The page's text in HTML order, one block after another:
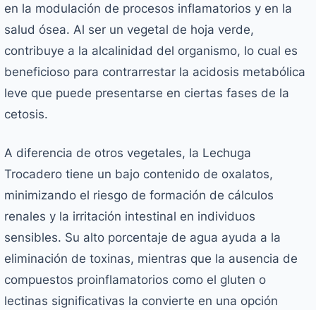
en la modulación de procesos inflamatorios y en la
salud ósea. Al ser un vegetal de hoja verde,
contribuye a la alcalinidad del organismo, lo cual es
beneficioso para contrarrestar la acidosis metabólica
leve que puede presentarse en ciertas fases de la
cetosis.
A diferencia de otros vegetales, la Lechuga
Trocadero tiene un bajo contenido de oxalatos,
minimizando el riesgo de formación de cálculos
renales y la irritación intestinal en individuos
sensibles. Su alto porcentaje de agua ayuda a la
eliminación de toxinas, mientras que la ausencia de
compuestos proinflamatorios como el gluten o
lectinas significativas la convierte en una opción